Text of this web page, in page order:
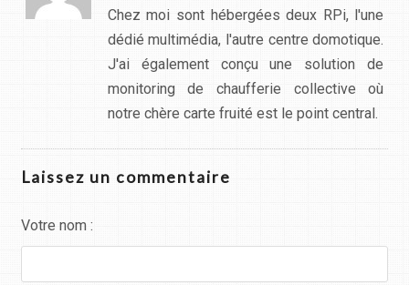
Chez moi sont hébergées deux RPi, l'une
dédié multimédia, l'autre centre domotique.
J'ai également conçu une solution de
monitoring de chaufferie collective où
notre chère carte fruité est le point central.
Laissez un commentaire
Votre nom :